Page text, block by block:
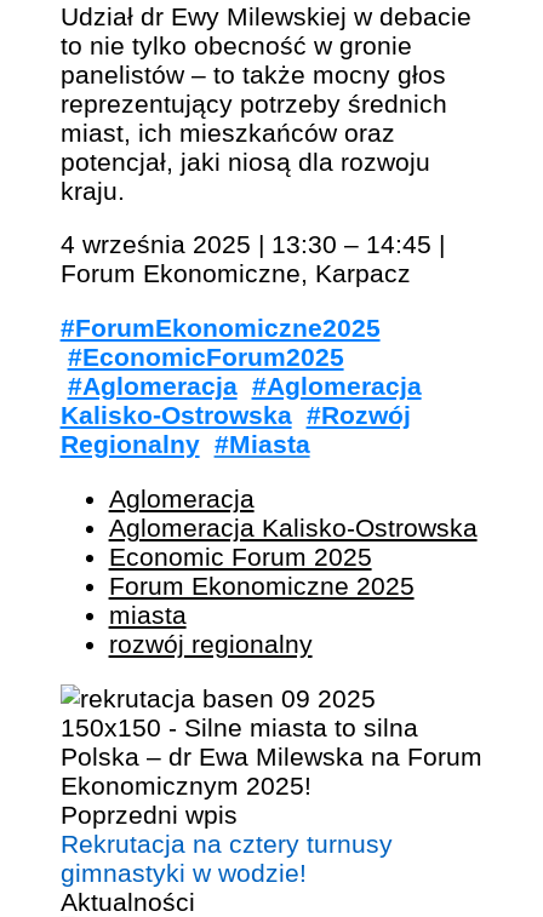
Udział dr Ewy Milewskiej w debacie
to nie tylko obecność w gronie
panelistów – to także mocny głos
reprezentujący potrzeby średnich
miast, ich mieszkańców oraz
potencjał, jaki niosą dla rozwoju
kraju.
4 września 2025 | 13:30 – 14:45 |
Forum Ekonomiczne, Karpacz
#ForumEkonomiczne2025
#EconomicForum2025
#Aglomeracja #Aglomeracja
Kalisko-Ostrowska #Rozwój
Regionalny #Miasta
Aglomeracja
Aglomeracja Kalisko-Ostrowska
Economic Forum 2025
Forum Ekonomiczne 2025
miasta
rozwój regionalny
Poprzedni wpis
Rekrutacja na cztery turnusy
gimnastyki w wodzie!
Aktualności